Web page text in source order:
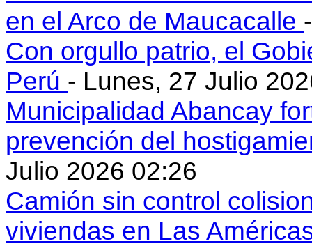
en el Arco de Maucacalle
Con orgullo patrio, el
Perú - Lunes, 27 Julio
Municipalidad Abancay
prevención del
Julio 2026 02:26
Camión sin control
viviendas en Las